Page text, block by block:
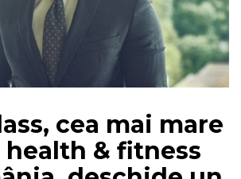
cea mai mare
health & fitness